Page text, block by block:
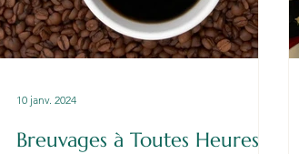
Breuvages à Toutes Heures :
10 janv. 2024